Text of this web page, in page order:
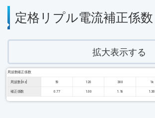
定格リプル電流補正係数
拡大表示する
周波数補正係数
周波数 [Hz] 50 120 300 1k
補正係数 0.77 1.00 1.16 1.30